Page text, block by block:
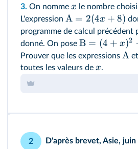
3. On nomme x le nombre
L'expression A = 2(4x + 8)
programme de calcul précédent
donné. On pose B = (4 + x)2
Prouver que les expressions A et
toutes les valeurs de x.
2 D'après brevet, Asie, juin